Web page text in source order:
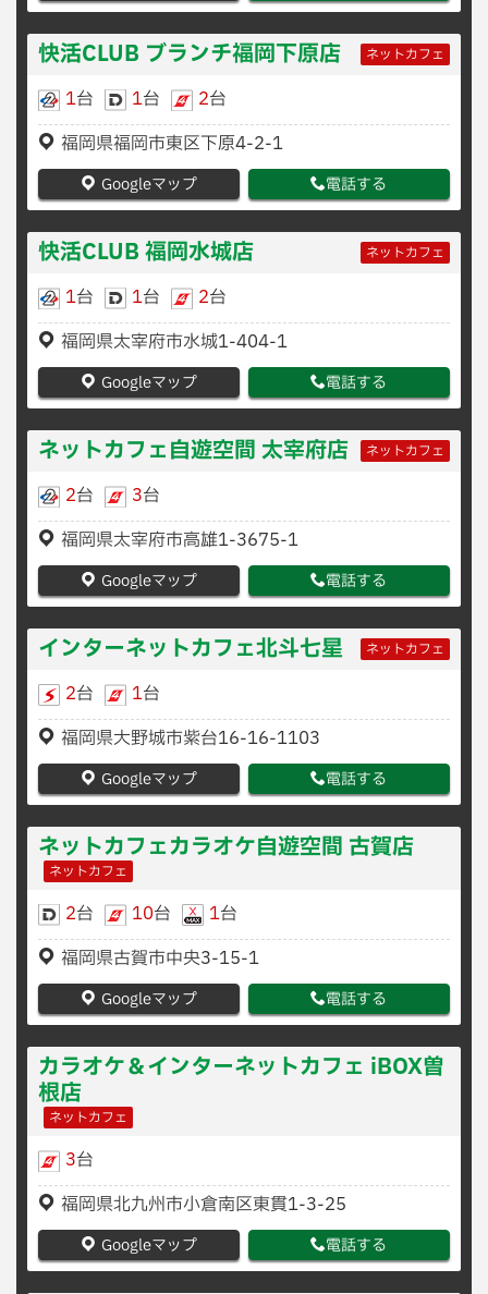
快活CLUB ブランチ福岡下原店 ネットカフェ
1台 1台 2台
福岡県福岡市東区下原4-2-1
Googleマップ 電話する
快活CLUB 福岡水城店 ネットカフェ
1台 1台 2台
福岡県太宰府市水城1-404-1
Googleマップ 電話する
ネットカフェ自遊空間 太宰府店 ネットカフェ
2台 3台
福岡県太宰府市高雄1-3675-1
Googleマップ 電話する
インターネットカフェ北斗七星 ネットカフェ
2台 1台
福岡県大野城市紫台16-16-1103
Googleマップ 電話する
ネットカフェカラオケ自遊空間 古賀店
ネットカフェ
2台 10台 1台
福岡県古賀市中央3-15-1
Googleマップ 電話する
カラオケ＆インターネットカフェ iBOX曽
根店
ネットカフェ
3台
福岡県北九州市小倉南区東貫1-3-25
Googleマップ 電話する